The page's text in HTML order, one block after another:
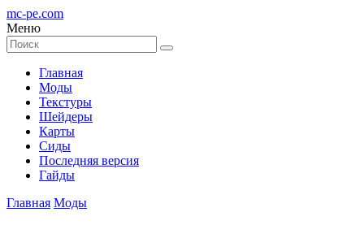
mc-pe.com
Меню
Главная
Моды
Текстуры
Шейдеры
Карты
Сиды
Последняя версия
Гайды
Главная Моды